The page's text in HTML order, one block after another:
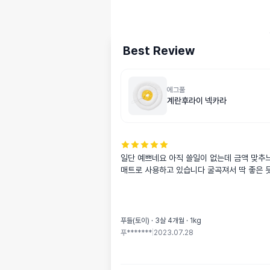
Best Review
에그풀
계란후라이 넥카라
일단 예쁘네요 아직 쓸일이 없는데 금액 맞추
매트로 사용하고 있습니다 굴곡져서 딱 좋은
푸들(토이) · 3살 4개월 · 1kg
푸******* 2023.07.28